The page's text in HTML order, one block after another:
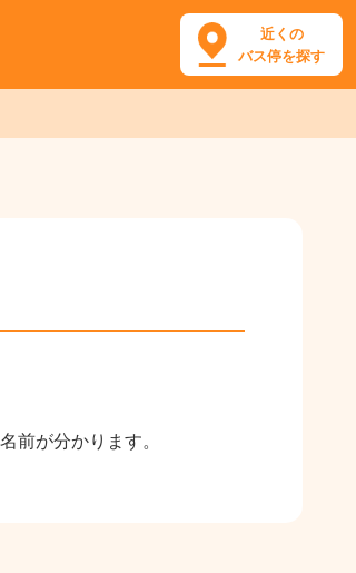
近くの
バス停を探す
前が分かります。